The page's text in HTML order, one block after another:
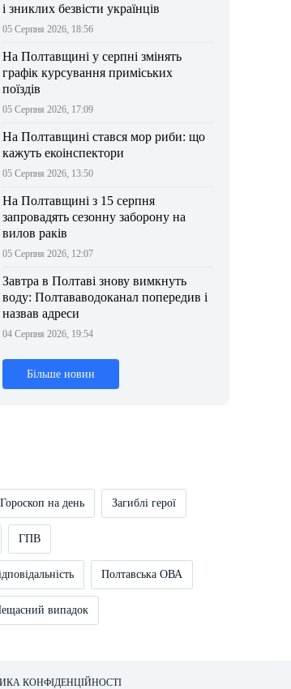
і зниклих безвісти українців
05 Серпня 2026, 18:56
На Полтавщині у серпні змінять
графік курсування приміських
поїздів
05 Серпня 2026, 17:09
На Полтавщині стався мор риби: що
кажуть екоінспектори
05 Серпня 2026, 13:50
На Полтавщині з 15 серпня
запровадять сезонну заборону на
вилов раків
05 Серпня 2026, 12:07
Завтра в Полтаві знову вимкнуть
воду: Полтававодоканал попередив і
назвав адреси
04 Серпня 2026, 19:54
Більше новин
Гороскоп на день Загиблі герої
ГПВ
Полтавська ОВА
випадок
КОНФІДЕНЦІЙНОСТІ